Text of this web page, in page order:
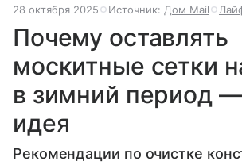
28 октября 2025 Источник: Дом Mail
Почему оставлять
москитные сетки
в зимний период
идея
Рекомендации по очистке